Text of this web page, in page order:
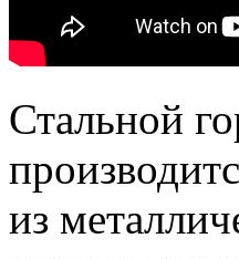
Стальной
из